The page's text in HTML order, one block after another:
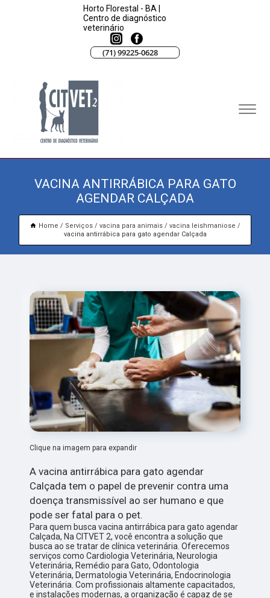
Horto Florestal - BA |
Centro de diagnóstico
veterinário
(71) 99225-0628
VACINA ANTIRRÁBICA PARA GATO
AGENDAR CALÇADA
Home Serviços vacina para animais
vacina leishmaniose
vacina antirrábica para gato agendar Calçada
Clique na imagem para expandir
A vacina antirrábica para gato agendar
Calçada tem o papel de prevenir contra uma
doença transmissível ao ser humano e que
pode ser fatal para o pet.
Para quem busca vacina antirrábica para gato agendar
Calçada, Na CITVET 2, você encontra a solução que
busca ao se tratar de clínica veterinária. Oferecemos
serviços como Cardiologia Veterinária, Neurologia
Veterinária, Remédio para Gato, Odontologia
Veterinária, Dermatologia Veterinária, Endocrinologia
Veterinária. Com profissionais altamente capacitados,
e instalações modernas, a organização é capaz de se